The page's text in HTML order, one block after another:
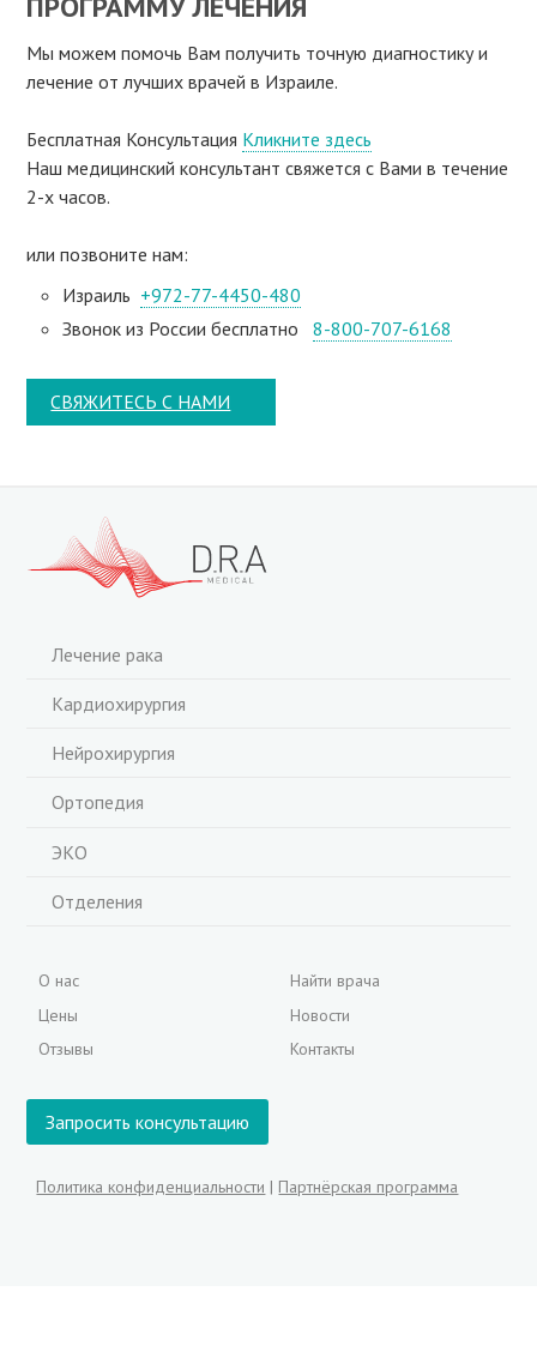
Мы можем помочь Вам получить точную диагностику и
лечение от лучших врачей в Израиле.
Бесплатная Консультация Кликните здесь
Наш медицинский консультант свяжeтся с Вами в течение
2-х часов.
или позвоните нам:
Израиль +972-77-4450-480
Звонок из России бесплатно8-800-707-6168
СВЯЖИТЕСЬ С НАМИ
Лечение рака
Кардиохирургия
Нейрохирургия
Ортопедия
ЭКО
Отделения
О нас
Цены
Отзывы
Найти врача
Новости
Контакты
Запросить консультацию
Политика конфиденциальности | Партнёрская программа